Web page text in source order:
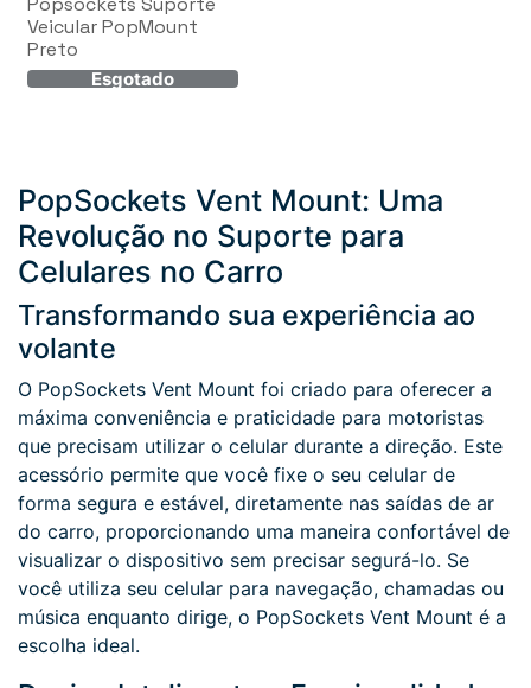
Veicular PopMount
Preto
PopSockets Vent Mount: Uma
Revolução no Suporte para
Celulares no Carro
Transformando sua experiência ao
volante
O PopSockets Vent Mount foi criado para oferecer a
máxima conveniência e praticidade para motoristas
que precisam utilizar o celular durante a direção. Este
acessório permite que você fixe o seu celular de
forma segura e estável, diretamente nas saídas de ar
do carro, proporcionando uma maneira confortável de
visualizar o dispositivo sem precisar segurá-lo. Se
você utiliza seu celular para navegação, chamadas ou
música enquanto dirige, o PopSockets Vent Mount é a
escolha ideal.